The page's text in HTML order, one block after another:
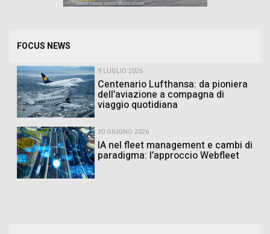
FOCUS NEWS
9 LUGLIO 2026
Centenario Lufthansa: da pioniera
dell’aviazione a compagna di
viaggio quotidiana
30 GIUGNO 2026
IA nel fleet management e cambi di
paradigma: l’approccio Webfleet